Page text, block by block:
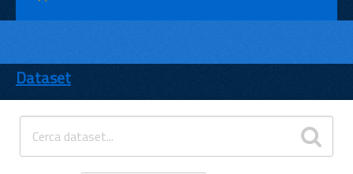
ENTI
TEMI
INFORMAZIONI
Dataset